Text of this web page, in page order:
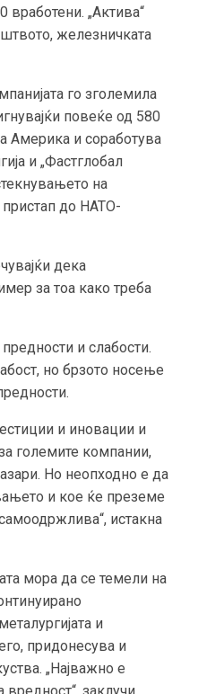
вработени. „Актива“
железничката
го зголемила
повеќе од 580
Америка и соработува
и „Фастглобал
на
пристап до НАТО-
дека
за тоа како треба
и слабости.
но брзото носење
и иновации и
големите компании,
Но неопходно е да
и кое ќе преземе
истакна
мора да се темели на
и
придонесува и
„Најважно е